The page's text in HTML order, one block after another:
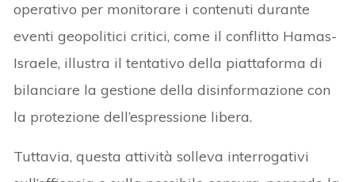
operativo per monitorare i contenuti durante
eventi geopolitici critici, come il conflitto Hamas-
Israele, illustra il tentativo della piattaforma di
bilanciare la gestione della disinformazione con
la protezione dell’espressione libera.
Tuttavia, questa attività solleva interrogativi